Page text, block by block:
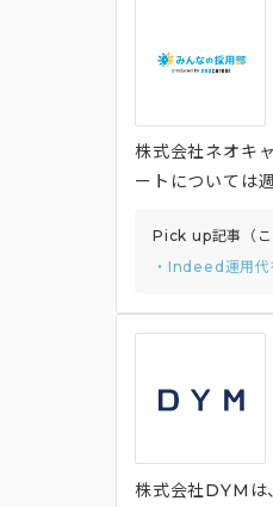
株式会社ネオキ
ートについては
ートフォンでの
もあります。
Pick up記事（こ
・Indeed運用代
株式会社DYMは